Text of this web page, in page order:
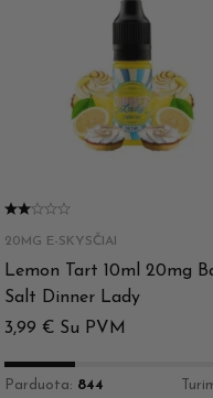
20MG E-SKYSČIAI
Lemon Tart 10ml 20mg
Salt Dinner Lady
3,99 € Su PVM
Parduota: 844